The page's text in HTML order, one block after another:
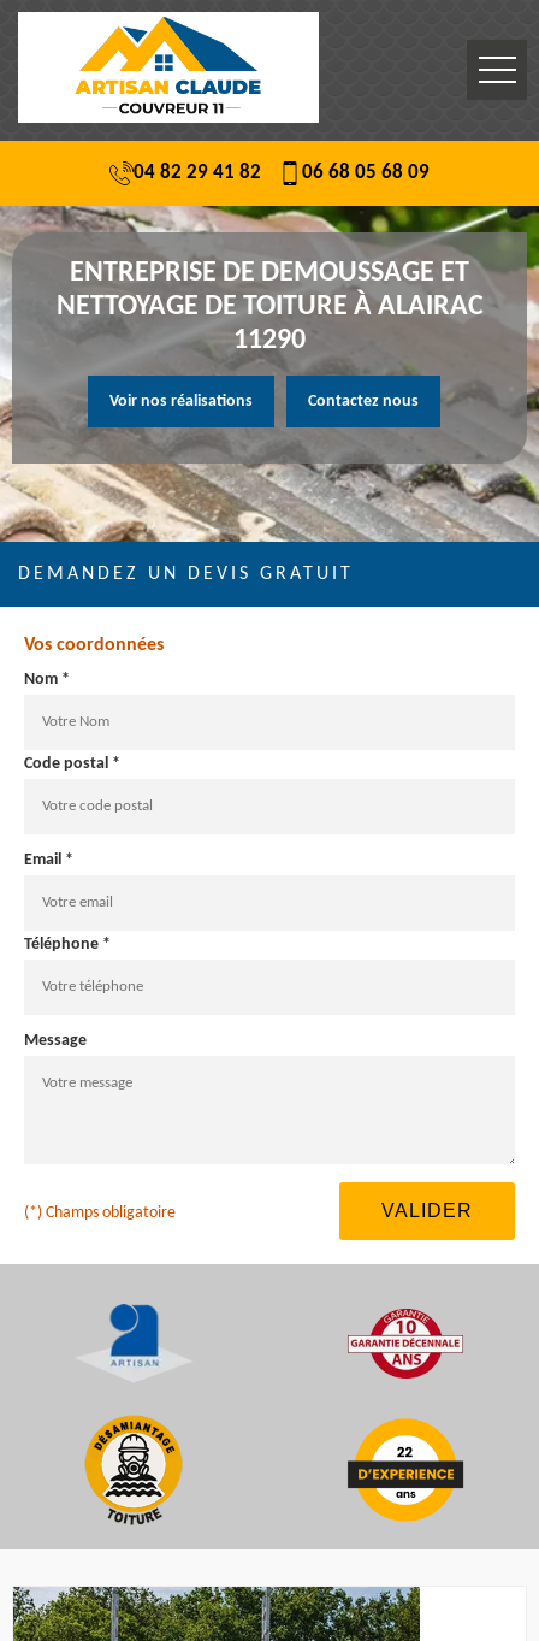
04 82 29 41 82 06 68 05 68 09
ENTREPRISE DE DEMOUSSAGE ET
NETTOYAGE DE TOITURE À ALAIRAC
11290
Voir nos réalisations Contactez nous
DEMANDEZ UN DEVIS GRATUIT
Vos coordonnées
Nom *
Code postal *
Email *
Téléphone *
Message
(*) Champs obligatoire